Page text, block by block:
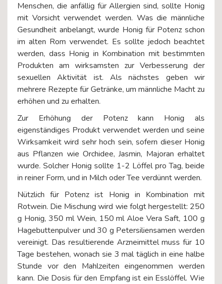
Menschen, die anfällig für Allergien sind, sollte Honig
mit Vorsicht verwendet werden. Was die männliche
Gesundheit anbelangt, wurde Honig für Potenz schon
im alten Rom verwendet. Es sollte jedoch beachtet
werden, dass Honig in Kombination mit bestimmten
Produkten am wirksamsten zur Verbesserung der
sexuellen Aktivität ist. Als nächstes geben wir
mehrere Rezepte für Getränke, um männliche Macht zu
erhöhen und zu erhalten.
Zur Erhöhung der Potenz kann Honig als
eigenständiges Produkt verwendet werden und seine
Wirksamkeit wird sehr hoch sein, sofern dieser Honig
aus Pflanzen wie Orchidee, Jasmin, Majoran erhaltet
wurde. Solcher Honig sollte 1-2 Löffel pro Tag, beide
in reiner Form, und in Milch oder Tee verdünnt werden.
Nützlich für Potenz ist Honig in Kombination mit
Rotwein. Die Mischung wird wie folgt hergestellt: 250
g Honig, 350 ml Wein, 150 ml Aloe Vera Saft, 100 g
Hagebuttenpulver und 30 g Petersiliensamen werden
vereinigt. Das resultierende Arzneimittel muss für 10
Tage bestehen, wonach sie 3 mal täglich in eine halbe
Stunde vor den Mahlzeiten eingenommen werden
kann. Die Dosis für den Empfang ist ein Esslöffel. Wie